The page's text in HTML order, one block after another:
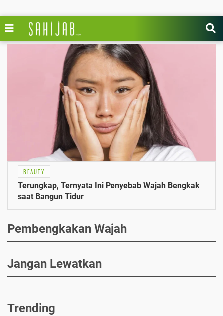
BEAUTY
Terungkap, Ternyata Ini Penyebab Wajah Bengkak
saat Bangun Tidur
Pembengkakan Wajah
Jangan Lewatkan
Trending